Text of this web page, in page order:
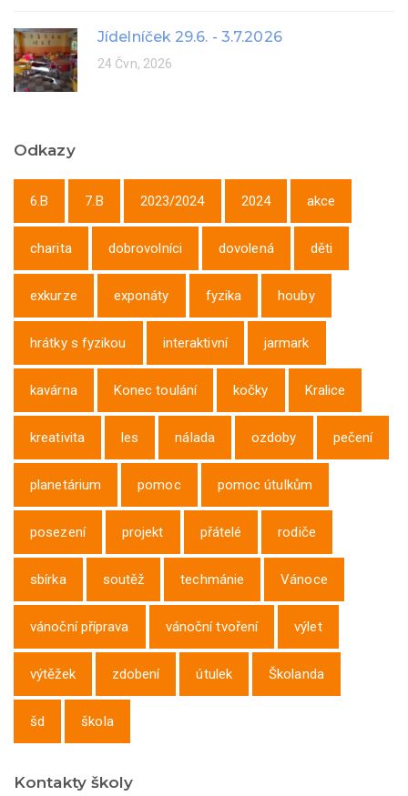
Jídelníček 29.6. - 3.7.2026
24 Čvn, 2026
Odkazy
6.B 7.B 2023/2024 2024 akce
charita dobrovolníci dovolená děti
exkurze exponáty fyzika houby
hrátky s fyzikou interaktivní jarmark
kavárna Konec toulání kočky Kralice
kreativita les nálada ozdoby pečení
planetárium pomoc pomoc útulkům
posezení projekt přátelé rodiče
sbírka soutěž techmánie Vánoce
vánoční příprava vánoční tvoření výlet
výtěžek zdobení útulek Školanda
šd škola
Kontakty školy